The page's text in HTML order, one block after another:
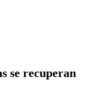
se recuperan